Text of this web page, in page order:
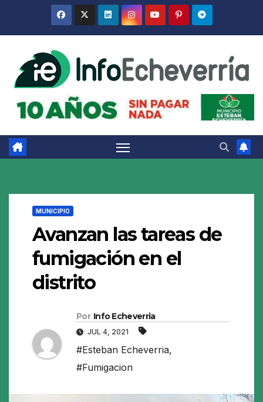
MUNICIPIO
Avanzan las tareas de
fumigación en el
distrito
Por Info Echeverria
JUL 4, 2021
#Esteban Echeverria,
#Fumigacion